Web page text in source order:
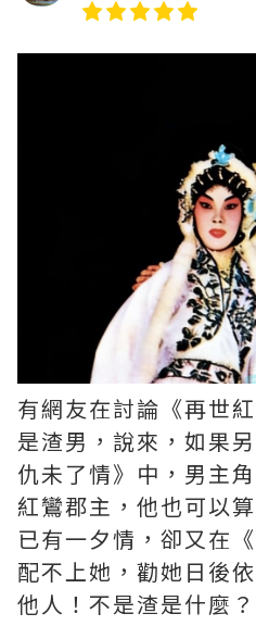
有網友在討論《再世
是渣男，說來，如果
仇未了情》中，男主
紅鸞郡主，他也可以
已有一夕情，卻又在
配不上她，勸她日後
他人！不是渣是什麼？ ​​​